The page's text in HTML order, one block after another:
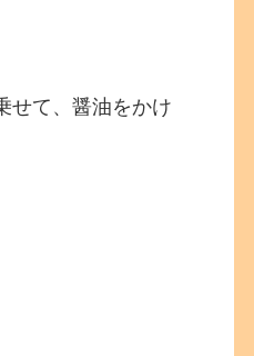
せて、醤油をかけ